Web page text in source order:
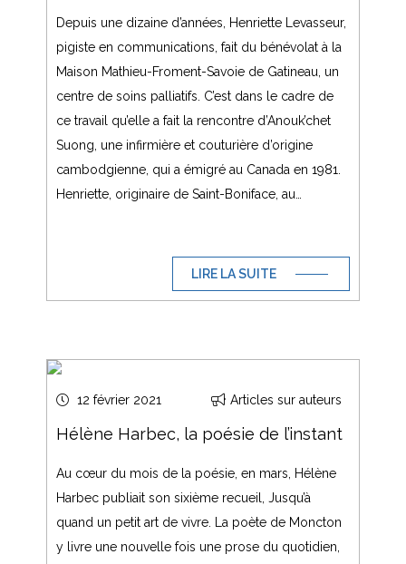
Depuis une dizaine d’années, Henriette Levasseur,
pigiste en communications, fait du bénévolat à la
Maison Mathieu-Froment-Savoie de Gatineau, un
centre de soins palliatifs. C’est dans le cadre de
ce travail qu’elle a fait la rencontre d’Anouk’chet
Suong, une infirmière et couturière d’origine
cambodgienne, qui a émigré au Canada en 1981.
Henriette, originaire de Saint-Boniface, au…
LIRE LA SUITE
12 février 2021 Articles sur auteurs
Hélène Harbec, la poésie de l’instant
Au cœur du mois de la poésie, en mars, Hélène
Harbec publiait son sixième recueil, Jusqu’à
quand un petit art de vivre. La poète de Moncton
y livre une nouvelle fois une prose du quotidien,